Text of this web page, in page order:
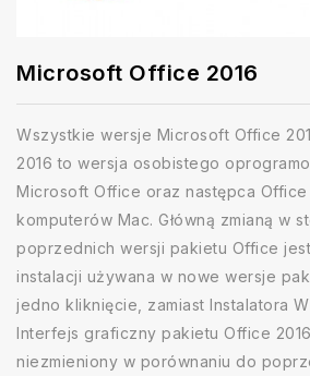
Microsoft Office 2016
Wszystkie wersje Microsoft Office
2016 to wersja osobistego
Microsoft Office oraz następca Office
komputerów Mac. Główną zmianą w
poprzednich wersji pakietu Office
instalacji używana w nowe wersje
jedno kliknięcie, zamiast Instalatora
Interfejs graficzny pakietu Office
niezmieniony w porównaniu do